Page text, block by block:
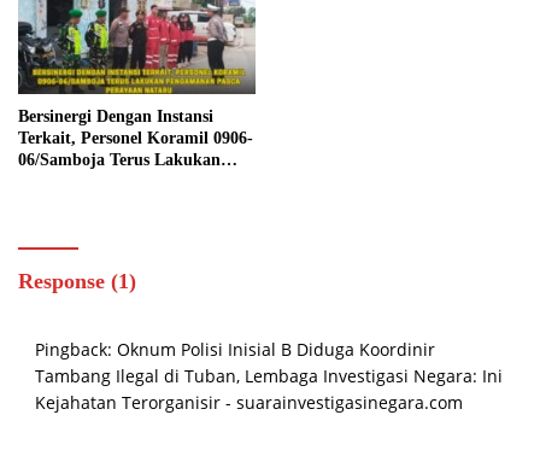
Bersinergi Dengan Instansi
Terkait, Personel Koramil 0906-
06/Samboja Terus Lakukan
Response (1)
Pingback: Oknum Polisi Inisial B Diduga Koordinir
Tambang Ilegal di Tuban, Lembaga Investigasi Negara: Ini
Kejahatan Terorganisir - suarainvestigasinegara.com